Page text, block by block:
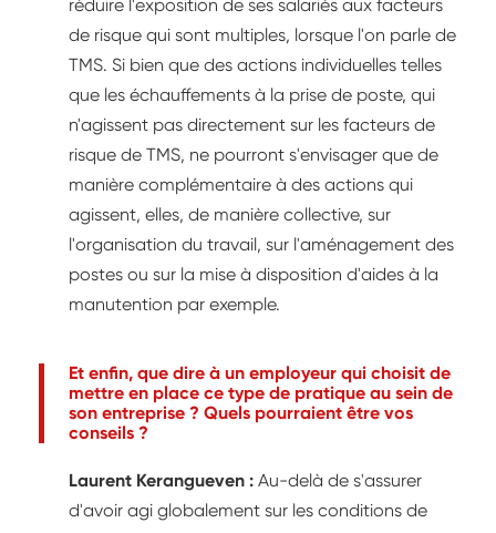
réduire l'exposition de ses salariés aux facteurs
de risque qui sont multiples, lorsque l'on parle de
TMS. Si bien que des actions individuelles telles
que les échauffements à la prise de poste, qui
n'agissent pas directement sur les facteurs de
risque de TMS, ne pourront s'envisager que de
manière complémentaire à des actions qui
agissent, elles, de manière collective, sur
l'organisation du travail, sur l'aménagement des
postes ou sur la mise à disposition d'aides à la
manutention par exemple.
Et enfin, que dire à un employeur qui choisit de
mettre en place ce type de pratique au sein de
son entreprise ? Quels pourraient être vos
conseils ?
Laurent Kerangueven : Au-delà de s'assurer
d'avoir agi globalement sur les conditions de